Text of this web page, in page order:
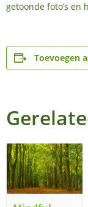
getoonde foto’s
Toevoegen